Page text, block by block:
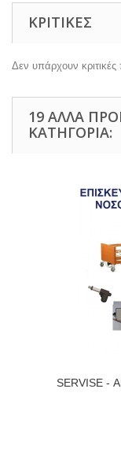
ΚΡΙΤΙΚΈΣ
Δεν υπάρχουν
19 ΆΛΛΑ
ΚΑΤΗΓΟΡΊΑ:
SERVISE -